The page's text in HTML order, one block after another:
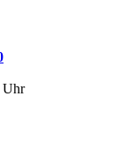
Uhr